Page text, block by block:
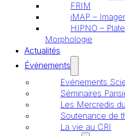
FRIM
iMAP –
HIPNO –
Morphologie
Actualités
Évènements
Evénements
Séminaires
Les Mercredis
Soutenance de
La vie au CRI